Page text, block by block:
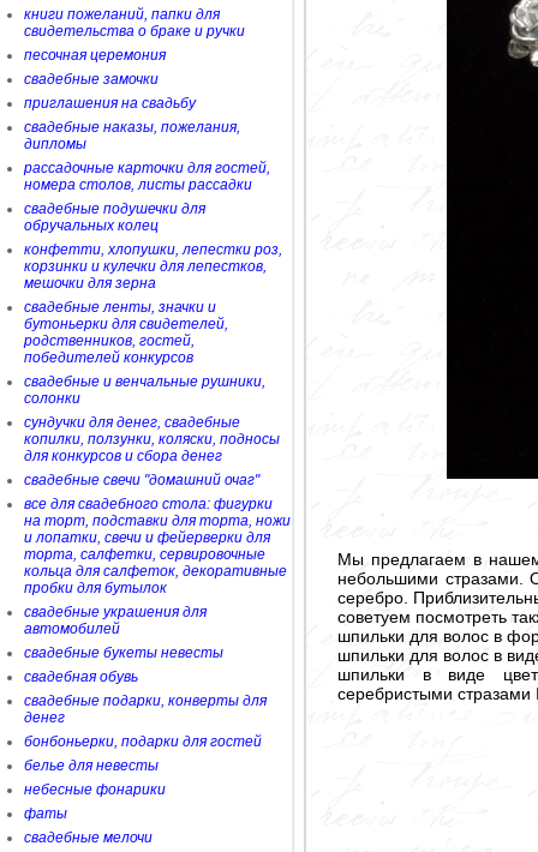
книги пожеланий, папки для
свидетельства о браке и ручки
песочная церемония
свадебные замочки
приглашения на свадьбу
свадебные наказы, пожелания,
дипломы
рассадочные карточки для гостей,
номера столов, листы рассадки
свадебные подушечки для
обручальных колец
конфетти, хлопушки, лепестки роз,
корзинки и кулечки для лепестков,
мешочки для зерна
свадебные ленты, значки и
бутоньерки для свидетелей,
родственников, гостей,
победителей конкурсов
свадебные и венчальные рушники,
солонки
сундучки для денег, свадебные
копилки, ползунки, коляски, подносы
для конкурсов и сбора денег
свадебные свечи "домашний очаг"
все для свадебного стола: фигурки
на торт, подставки для торта, ножи
и лопатки, свечи и фейерверки для
торта, салфетки, сервировочные
кольца для салфеток, декоративные
пробки для бутылок
свадебные украшения для
автомобилей
свадебные букеты невесты
свадебная обувь
свадебные подарки, конверты для
денег
бонбоньерки, подарки для гостей
белье для невесты
небесные фонарики
фаты
свадебные мелочи
Мы предлагаем в
небольшими стразами.
серебро.
советуем посмотреть
шпильки для волос в
шпильки для волос в
шпильки в виде
серебристыми